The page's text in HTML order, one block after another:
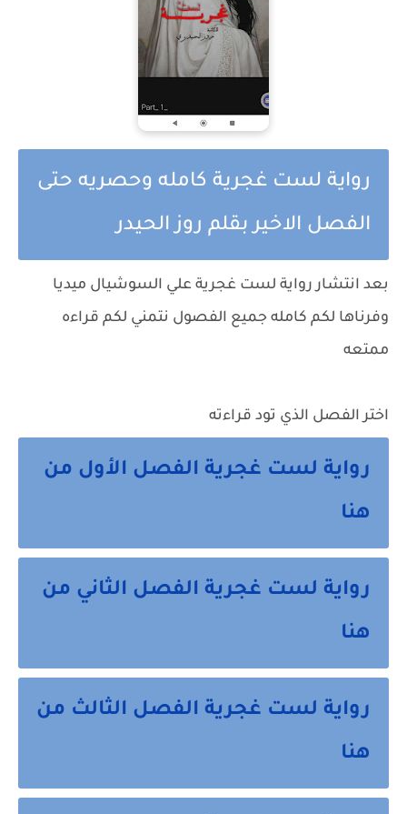
رواية لست غجرية كامله وحصريه حتى
الفصل الاخير بقلم روز الحيدر
بعد انتشار رواية لست غجرية علي السوشيال ميديا
وفرناها لكم كامله جميع الفصول نتمني لكم قراءه
ممتعه
اختر الفصل الذي تود قراءته
رواية لست غجرية الفصل الأول من
هنا
رواية لست غجرية الفصل الثاني من
هنا
رواية لست غجرية الفصل الثالث من
هنا